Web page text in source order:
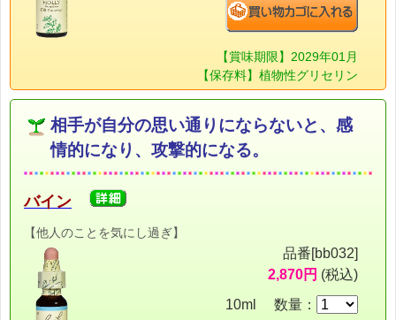
【賞味期限】2029年01月
【保存料】植物性グリセリン
相手が自分の思い通りにならないと、感
情的になり、攻撃的になる。
バイン
【他人のことを気にし過ぎ】
品番[bb032]
2,870円 (税込)
10ml 数量：